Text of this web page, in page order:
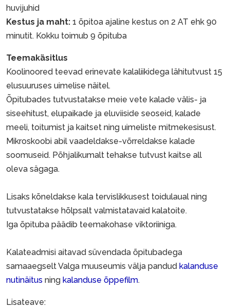
huvijuhid
Kestus ja maht: 1 õpitoa ajaline kestus on 2 AT ehk 90
minutit. Kokku toimub 9 õpituba
Teemakäsitlus
Koolinoored teevad erinevate kalaliikidega lähitutvust 15
elusuuruses uimelise näitel.
Õpitubades tutvustatakse meie vete kalade välis- ja
siseehitust, elupaikade ja eluviiside seoseid, kalade
meeli, toitumist ja kaitset ning uimeliste mitmekesisust.
Mikroskoobi abil vaadeldakse-võrreldakse kalade
soomuseid. Põhjalikumalt tehakse tutvust kaitse all
oleva sägaga.
Lisaks kõneldakse kala tervislikkusest toidulaual ning
tutvustatakse hõlpsalt valmistatavaid kalatoite.
Iga õpituba päädib teemakohase viktoriiniga.
Kalateadmisi aitavad süvendada õpitubadega
samaaegselt Valga muuseumis välja pandud kalanduse
nutinäitus ning kalanduse õppefilm.
Lisateave: